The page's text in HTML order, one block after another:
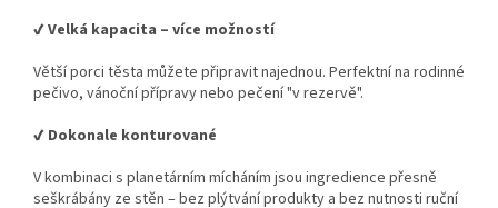
✔ Velká kapacita – více možností
Větší porci těsta můžete připravit najednou. Perfektní na rodinné
pečivo, vánoční přípravy nebo pečení "v rezervě".
✔ Dokonale konturované
V kombinaci s planetárním mícháním jsou ingredience přesně
seškrábány ze stěn – bez plýtvání produkty a bez nutnosti ruční